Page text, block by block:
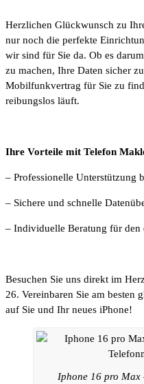
Herzlichen Glückwunsch zu
nur noch die perfekte
wir sind für Sie da. Ob es
zu machen, Ihre Daten sicher
Mobilfunkvertrag für Sie zu
reibungslos läuft.
Ihre Vorteile mit Telefon
– Professionelle Unterstützung
– Sichere und schnelle
– Individuelle Beratung für
Besuchen Sie uns direkt im
26. Vereinbaren Sie am besten
auf Sie und Ihr neues iPhone!
Iphone 16 pro Max